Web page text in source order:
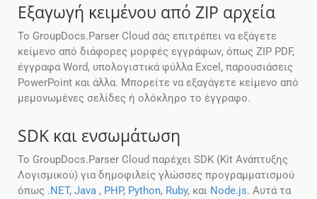
Εξαγωγή κειμένου από ZIP αρχεία
Το GroupDocs.Parser Cloud σάς επιτρέπει να εξάγετε
κείμενο από διάφορες μορφές εγγράφων, όπως ZIP PDF,
έγγραφα Word, υπολογιστικά φύλλα Excel, παρουσιάσεις
PowerPoint και άλλα. Μπορείτε να εξαγάγετε κείμενο από
μεμονωμένες σελίδες ή ολόκληρο το έγγραφο.
SDK και ενσωμάτωση
Το GroupDocs.Parser Cloud παρέχει SDK (Kit Ανάπτυξης
Λογισμικού) για δημοφιλείς γλώσσες προγραμματισμού
όπως .NET, Java , PHP, Python, Ruby, και Node.js. Αυτά τα